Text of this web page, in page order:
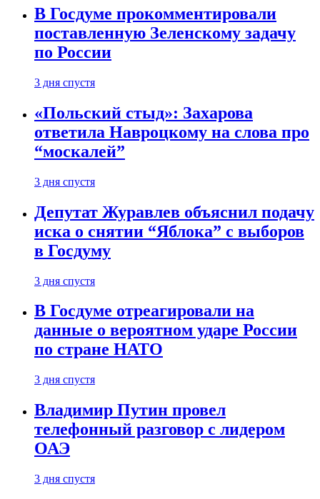
В Госдуме прокомментировали
поставленную Зеленскому задачу
по России
3 дня спустя
«Польский стыд»: Захарова
ответила Навроцкому на слова про
“москалей”
3 дня спустя
Депутат Журавлев объяснил подачу
иска о снятии “Яблока” с выборов
в Госдуму
3 дня спустя
В Госдуме отреагировали на
данные о вероятном ударе России
по стране НАТО
3 дня спустя
Владимир Путин провел
телефонный разговор с лидером
ОАЭ
3 дня спустя